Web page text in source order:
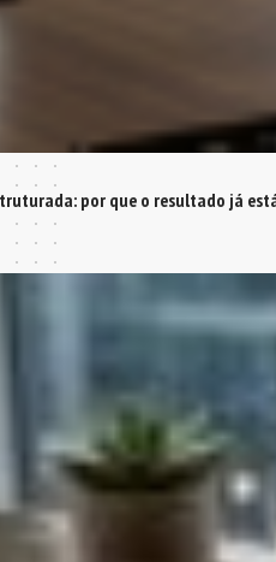
por que o resultado já